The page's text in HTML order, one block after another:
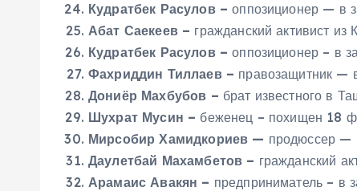
Кудратбек Расулов –оппозиционер — в
Абат Саекеев – гражданский активист
Кудратбек Расулов – оппозиционер – в
Фахриддин Тиллаев – правозащитник —
Дониёр Махбубов – брат известного в
Шухрат Мусин – беженец – похищен 18
Мирсобир Хамидкориев — продюссер —
Даулетбай Махамбетов – гражданский
Арамаис Авакян – предприниматель – в